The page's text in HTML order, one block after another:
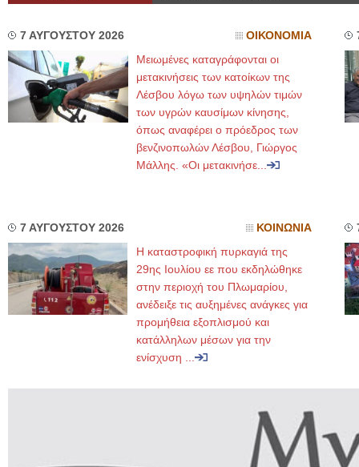
7 ΑΥΓΟΥΣΤΟΥ 2026 ΟΙΚΟΝΟΜΙΑ
Μειωμένες καταγράφονται οι
μετακινήσεις των κατοίκων της
Λέσβου λόγω των υψηλών τιμών
των υγρών καυσίμων κίνησης,
όπως αναφέρει ο πρόεδρος των
βενζινοπωλών Λέσβου, Γιώργος
Μάλλης. «Οι μετακινήσε...
7 ΑΥΓΟΥΣΤΟΥ 2026 ΚΟΙΝΩΝΙΑ
Η καταστροφική πυρκαγιά της
29ης Ιουλίου εε που εκδηλώθηκε
στην περιοχή του Πλωμαρίου,
ανέδειξε τις αυξημένες ανάγκες για
προμήθεια εξοπλισμού και
κατάλληλων μέσων για την
ενίσχυση ...